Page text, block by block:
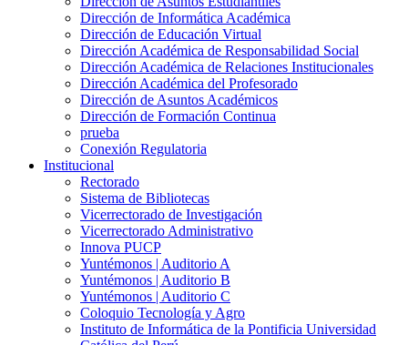
Dirección de Informática Académica
Dirección de Educación Virtual
Dirección Académica de Responsabilidad Social
Dirección Académica de Relaciones Institucionales
Dirección Académica del Profesorado
Dirección de Asuntos Académicos
Dirección de Formación Continua
prueba
Conexión Regulatoria
Institucional
Rectorado
Sistema de Bibliotecas
Vicerrectorado de Investigación
Vicerrectorado Administrativo
Innova PUCP
Yuntémonos | Auditorio A
Yuntémonos | Auditorio B
Yuntémonos | Auditorio C
Coloquio Tecnología y Agro
Instituto de Informática de la Pontificia Universidad